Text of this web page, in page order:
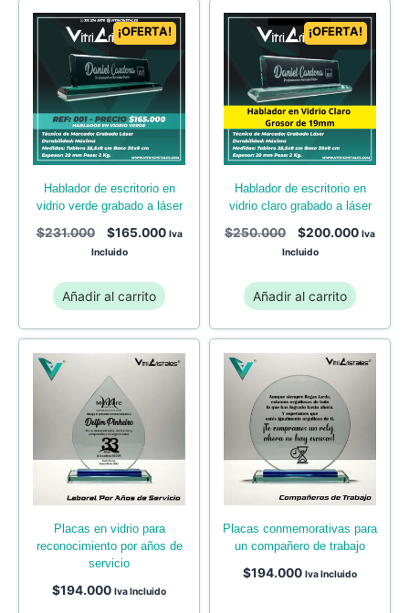
¡OFERTA!
hablador de escritorio en
vidrio verde grabado a láser
$231.000 $165.000 Iva
Incluido
Añadir al carrito
¡OFERTA!
hablador de escritorio en
vidrio claro grabado a láser
$250.000 $200.000 Iva
Incluido
Añadir al carrito
placas en vidrio para
reconocimiento por años de
servicio
$194.000 Iva Incluido
placas conmemorativas para
un compañero de trabajo
$194.000 Iva Incluido